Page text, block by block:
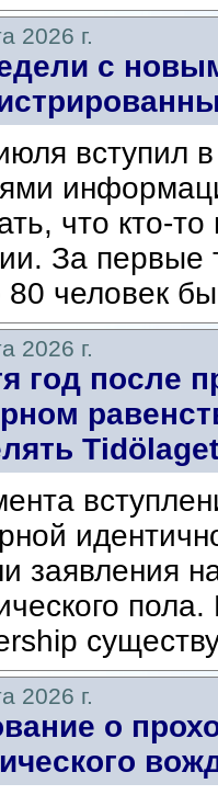
2026 г.
с
вступил
что кто-
За первые
80 человек
2026 г.
год после
заявления
2026 г.
о